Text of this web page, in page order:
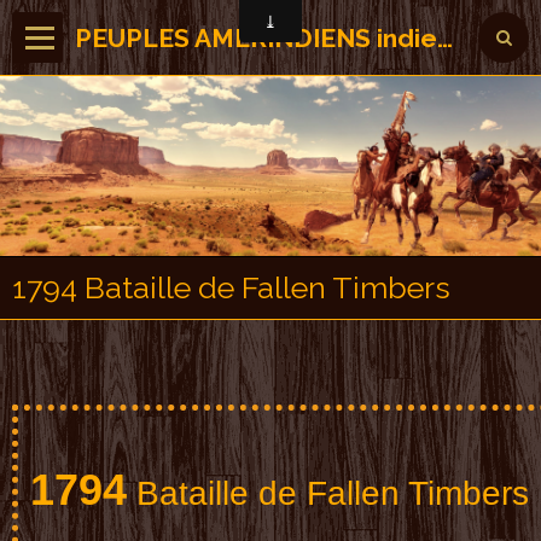
PEUPLES AMERINDIENS indiens des Amérique
1794 Bataille de Fallen Timbers
1794 BatailledeFallenTimbers